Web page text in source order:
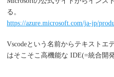
る。
https://azure.microsoft.com/ja-jp/
Vscodeという名前からテキストエ
はそこそこ高機能な IDE(=統合開